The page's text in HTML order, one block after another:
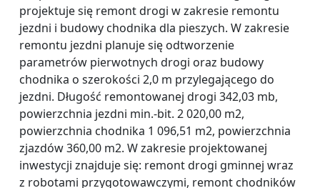
projektuje się remont drogi w zakresie remontu
jezdni i budowy chodnika dla pieszych. W zakresie
remontu jezdni planuje się odtworzenie
parametrów pierwotnych drogi oraz budowy
chodnika o szerokości 2,0 m przylegającego do
jezdni. Długość remontowanej drogi 342,03 mb,
powierzchnia jezdni min.-bit. 2 020,00 m2,
powierzchnia chodnika 1 096,51 m2, powierzchnia
zjazdów 360,00 m2. W zakresie projektowanej
inwestycji znajduje się: remont drogi gminnej wraz
z robotami przygotowawczymi, remont chodników